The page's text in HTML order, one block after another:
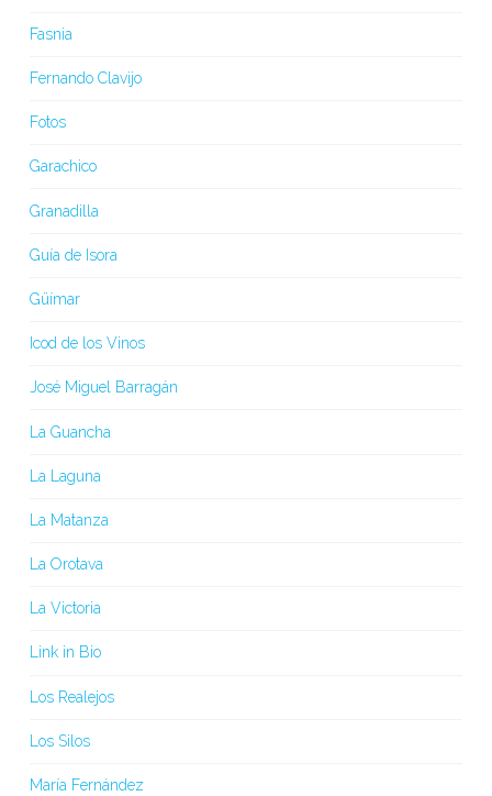
Fasnia
Fernando Clavijo
Fotos
Garachico
Granadilla
Guía de Isora
Güímar
Icod de los Vinos
José Miguel Barragán
La Guancha
La Laguna
La Matanza
La Orotava
La Victoria
Link in Bio
Los Realejos
Los Silos
María Fernández